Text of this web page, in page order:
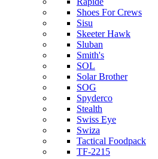
Shoes For Crews
Sisu
Skeeter Hawk
Sluban
Smith's
SOL
Solar Brother
SOG
Spyderco
Stealth
Swiss Eye
Swiza
Tactical Foodpack
TF-2215